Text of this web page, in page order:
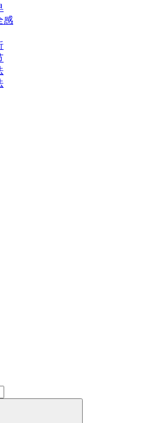
感